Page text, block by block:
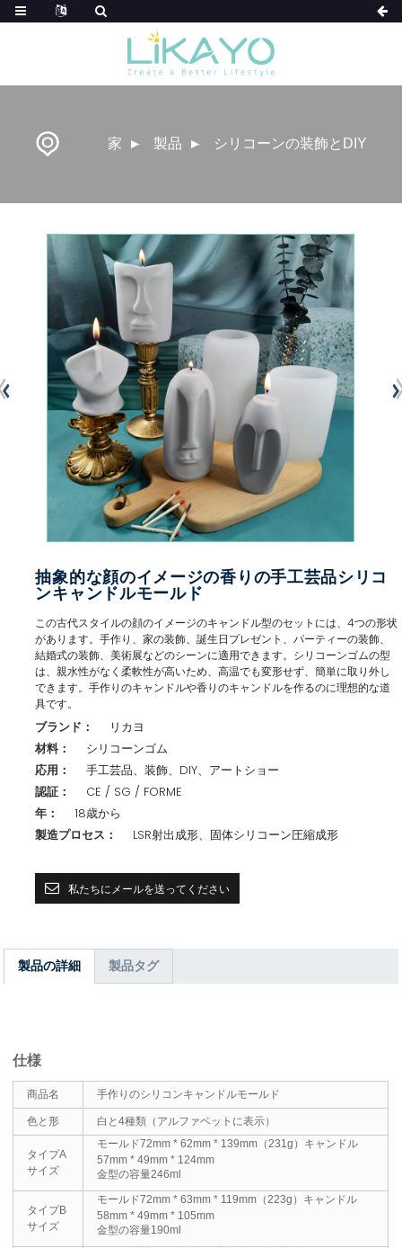
家 製品 シリコーンの装飾とDIY
抽象的な顔のイメージの香りの手工芸品シリコ
ンキャンドルモールド
この古代スタイルの顔のイメージのキャンドル型のセットには、4つの形状
があります。手作り、家の装飾、誕生日プレゼント、パーティーの装飾、
結婚式の装飾、美術展などのシーンに適用できます。シリコーンゴムの型
は、親水性がなく柔軟性が高いため、高温でも変形せず、簡単に取り外し
できます。手作りのキャンドルや香りのキャンドルを作るのに理想的な道
具です。
ブランド：
リカヨ
材料：
シリコーンゴム
応用：
手工芸品、装飾、DIY、アートショー
認証：
CE / SG / FORME
年：
18歳から
製造プロセス：
LSR射出成形、固体シリコーン圧縮成形
私たちにメールを送ってください
製品の詳細 製品タグ
仕様
商品名 手作りのシリコンキャンドルモールド
色と形 白と4種類（アルファベットに表示）
タイプA
サイズ
モールド72mm * 62mm * 139mm（231g）キャンドル
57mm * 49mm * 124mm
金型の容量246ml
タイプB
サイズ
モールド72mm * 63mm * 119mm（223g）キャンドル
58mm * 49mm * 105mm
金型の容量190ml